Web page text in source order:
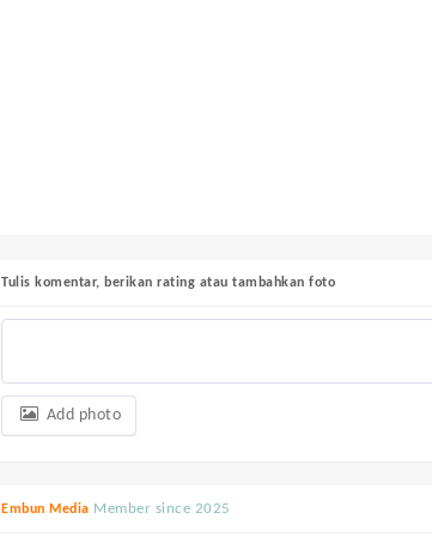
Tulis komentar, berikan rating atau tambahkan foto
Add photo
Embun Media Member since 2025